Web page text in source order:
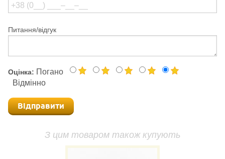
Питання/відгук
Оцінка: Погано
Відмінно
Відправити
З цим товаром також купують